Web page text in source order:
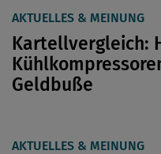
AKTUELLES & MEINUNG
Kartellvergleich:
Geldbuße
AKTUELLES & MEINUNG